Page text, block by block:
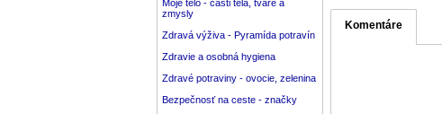
Moje telo - časti tela, tváre a
zmysly
Zdravá výživa - Pyramída potravín
Zdravie a osobná hygiena
Zdravé potraviny - ovocie, zelenina
Bezpečnosť na ceste - značky
Komentáre